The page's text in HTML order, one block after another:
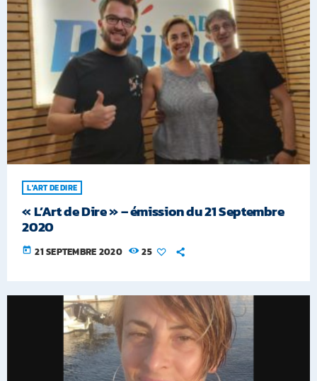
L'ART DE DIRE
« L’Art de Dire » – émission du 21 Septembre
2020
today 21 SEPTEMBRE 2020 25